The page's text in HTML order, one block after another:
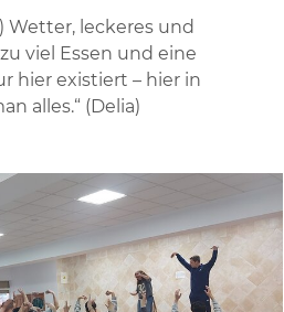
Wetter, leckeres und
viel Essen und eine
hier existiert – hier in
alles.“ (Delia)